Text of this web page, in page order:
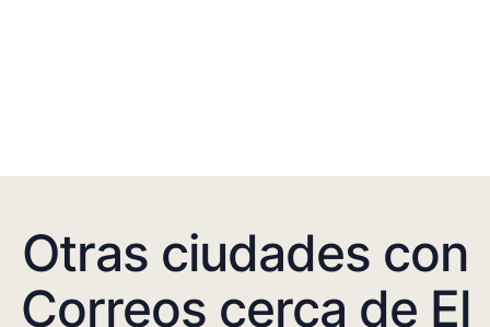
Otras ciudades con
Correos cerca de El